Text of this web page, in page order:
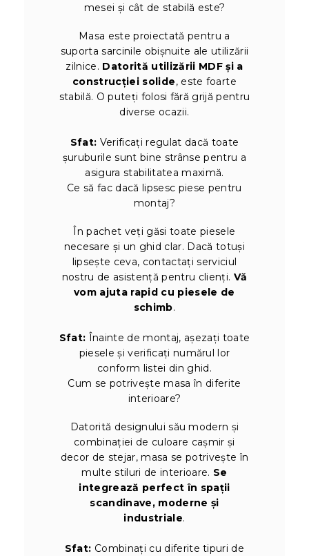
mesei și cât de stabilă este?
Masa este proiectată pentru a
suporta sarcinile obișnuite ale utilizării
zilnice. Datorită utilizării MDF și a
construcției solide, este foarte
stabilă. O puteți folosi fără grijă pentru
diverse ocazii.
Sfat: Verificați regulat dacă toate
șuruburile sunt bine strânse pentru a
asigura stabilitatea maximă.
Ce să fac dacă lipsesc piese pentru
montaj?
În pachet veți găsi toate piesele
necesare și un ghid clar. Dacă totuși
lipsește ceva, contactați serviciul
nostru de asistență pentru clienți. Vă
vom ajuta rapid cu piesele de
schimb.
Sfat: Înainte de montaj, așezați toate
piesele și verificați numărul lor
conform listei din ghid.
Cum se potrivește masa în diferite
interioare?
Datorită designului său modern și
combinației de culoare cașmir și
decor de stejar, masa se potrivește în
multe stiluri de interioare. Se
integrează perfect în spații
scandinave, moderne și
industriale.
Sfat: Combinați cu diferite tipuri de